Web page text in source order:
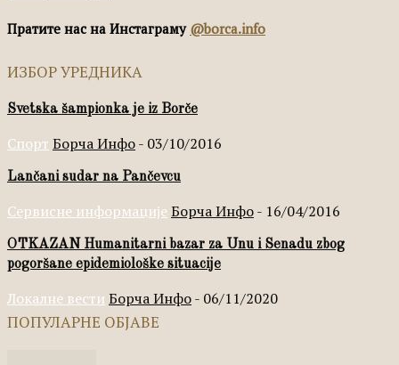
Пратите нас на Инстаграму @borca.info
ИЗБОР УРЕДНИКА
Svetska šampionka je iz Borče
Спорт Борча Инфо- 03/10/2016
Lančani sudar na Pančevcu
Сервисне информације Борча Инфо- 16/04/2016
OTKAZAN Humanitarni bazar za Unu i Senadu zbog
pogoršane epidemiološke situacije
Локалне вести Борча Инфо- 06/11/2020
ПОПУЛАРНЕ ОБЈАВЕ